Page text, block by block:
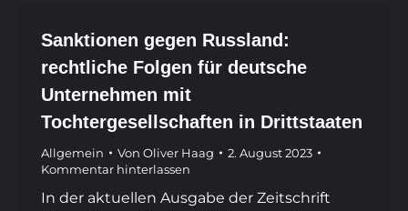
Sanktionen gegen Russland:
rechtliche Folgen für deutsche
Unternehmen mit
Tochtergesellschaften in Drittstaaten
Allgemein Von Oliver Haag
2. August 2023
Kommentar hinterlassen
In der aktuellen Ausgabe der Zeitschrift